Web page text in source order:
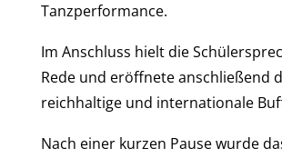
Tanzperformance.
Im Anschluss hielt die
Rede und eröffnete anschließend
reichhaltige und internationale
Nach einer kurzen Pause wurde